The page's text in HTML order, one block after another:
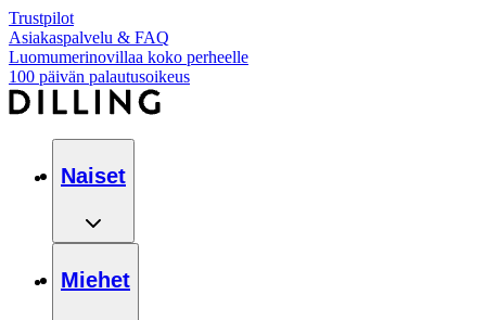
Trustpilot
Asiakaspalvelu & FAQ
Luomumerinovillaa koko perheelle
100 päivän palautusoikeus
Naiset
Miehet